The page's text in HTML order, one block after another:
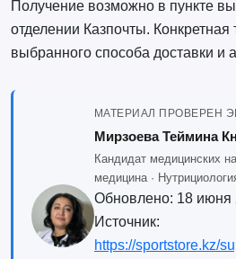
Получение возможно в пункте
отделении Казпочты. Конкретная
выбранного способа доставки и
МАТЕРИАЛ ПРОВЕРЕН
Мирзоева Теймина
Кандидат медицинских
медицина ·
Обновлено: 18 июня
Источник:
https://sportstore.kz/